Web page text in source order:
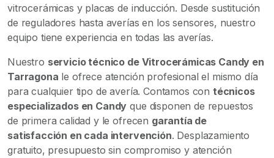
vitrocerámicas y placas de inducción. Desde sustitución
de reguladores hasta averías en los sensores, nuestro
equipo tiene experiencia en todas las averías.
Nuestro servicio técnico de Vitrocerámicas Candy en
Tarragona le ofrece atención profesional el mismo día
para cualquier tipo de avería. Contamos con técnicos
especializados en Candy que disponen de repuestos
de primera calidad y le ofrecen garantía de
satisfacción en cada intervención. Desplazamiento
gratuito, presupuesto sin compromiso y atención